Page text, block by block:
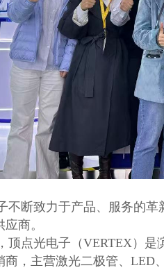
不断致力于产品、服务的
商。
光电子（VERTEX）是滨
商，主营激光二极管、LED